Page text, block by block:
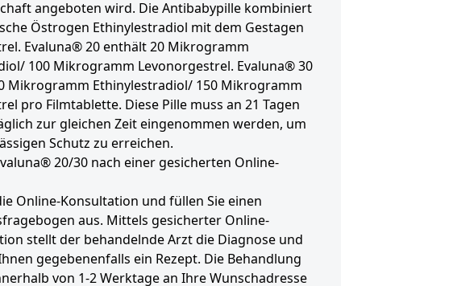
angeboten wird. Die Antibabypille kombiniert
Östrogen Ethinylestradiol mit dem Gestagen
Evaluna® 20 enthält 20 Mikrogramm
100 Mikrogramm Levonorgestrel. Evaluna® 30
Mikrogramm Ethinylestradiol/ 150 Mikrogramm
pro Filmtablette. Diese Pille muss an 21 Tagen
zur gleichen Zeit eingenommen werden, um
Schutz zu erreichen.
20/30 nach einer gesicherten Online-
Online-Konsultation und füllen Sie einen
aus. Mittels gesicherter Online-
stellt der behandelnde Arzt die Diagnose und
gegebenenfalls ein Rezept. Die Behandlung
von 1-2 Werktage an Ihre Wunschadresse